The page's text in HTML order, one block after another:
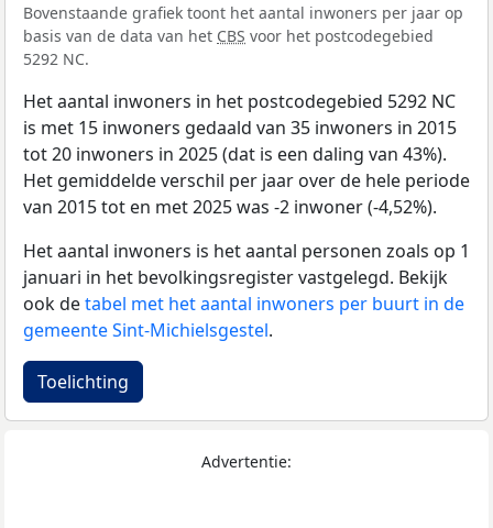
Bovenstaande grafiek toont het aantal inwoners per jaar op
basis van de data van het CBS voor het postcodegebied
5292 NC.
Het aantal inwoners in het postcodegebied 5292 NC
is met 15 inwoners gedaald van 35 inwoners in 2015
tot 20 inwoners in 2025 (dat is een daling van 43%).
Het gemiddelde verschil per jaar over de hele periode
van 2015 tot en met 2025 was -2 inwoner (-4,52%).
Het aantal inwoners is het aantal personen zoals op 1
januari in het bevolkingsregister vastgelegd. Bekijk
ook detabel met het aantal inwoners per buurt in de
gemeente Sint-Michielsgestel.
Toelichting
Advertentie: